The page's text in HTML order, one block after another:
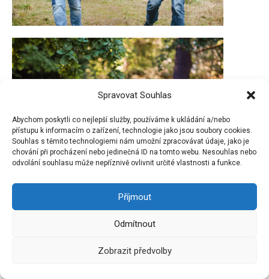
Spravovat Souhlas
Abychom poskytli co nejlepší služby, používáme k ukládání a/nebo
přístupu k informacím o zařízení, technologie jako jsou soubory cookies.
Souhlas s těmito technologiemi nám umožní zpracovávat údaje, jako je
chování při procházení nebo jedinečná ID na tomto webu. Nesouhlas nebo
odvolání souhlasu může nepříznivě ovlivnit určité vlastnosti a funkce.
Příjmout
Odmítnout
Zobrazit předvolby